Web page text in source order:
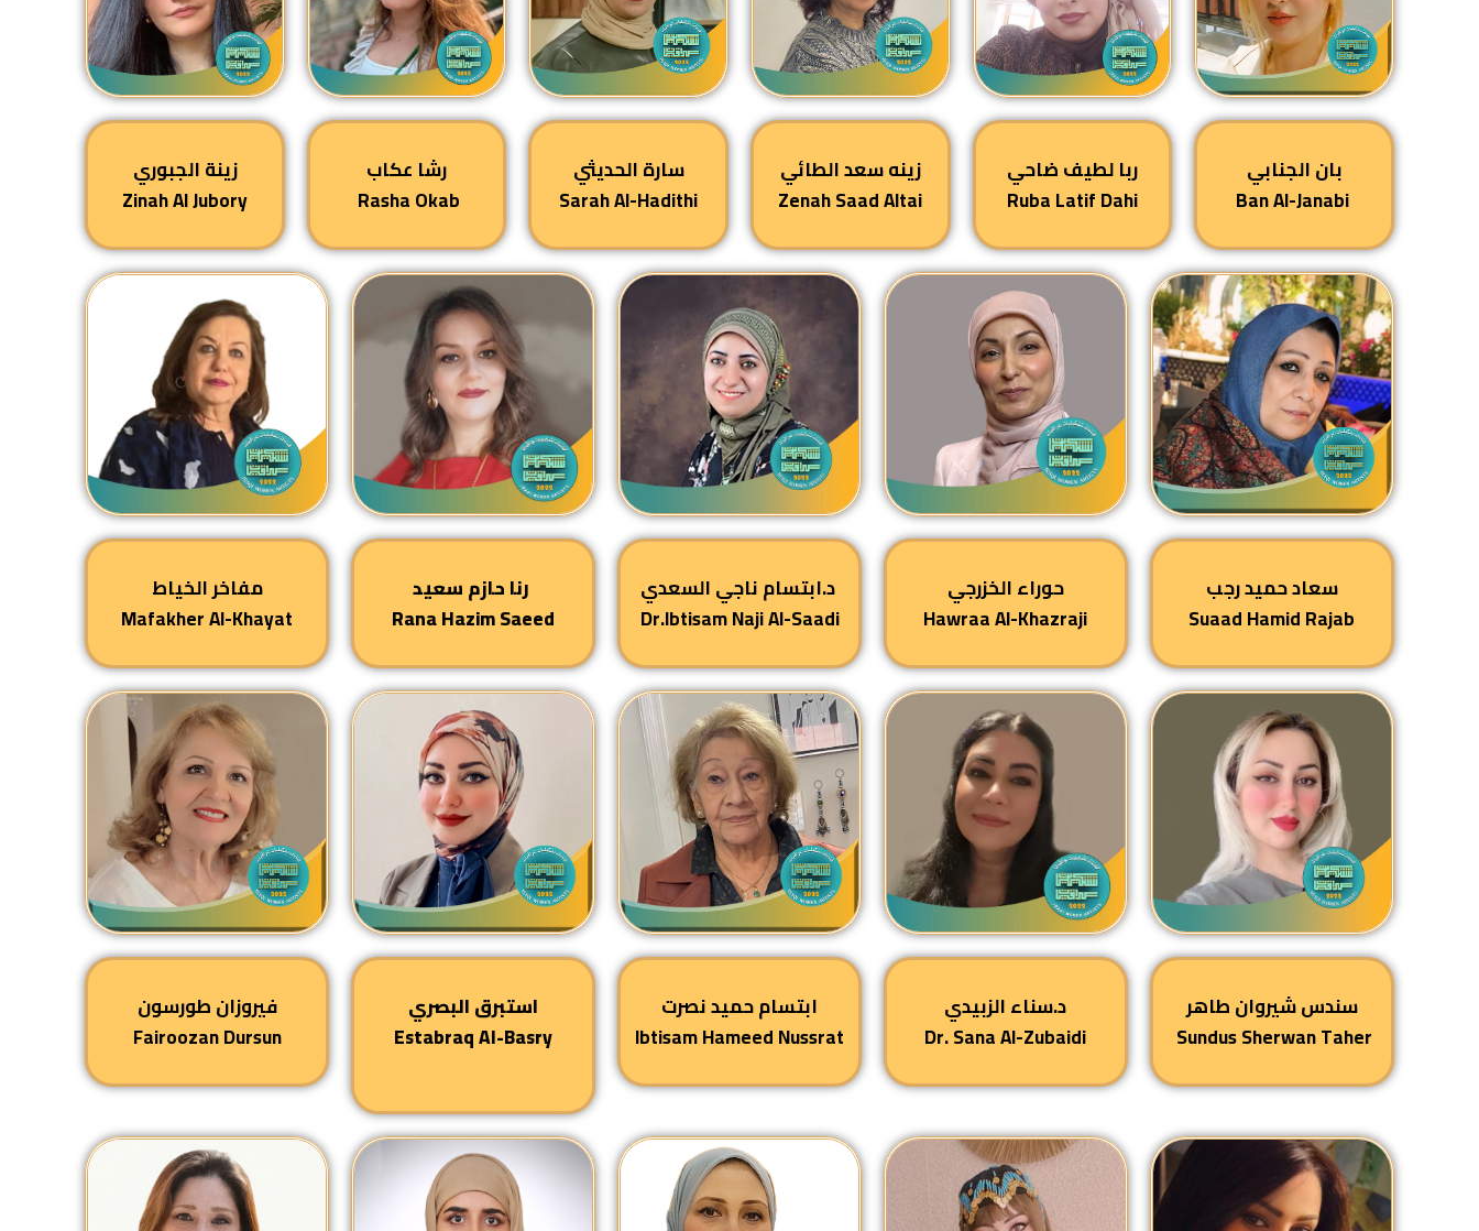
بان الجنابي
Ban Al-Janabi
ربا لطيف ضاحي
Ruba Latif Dahi
زينه سعد الطائي
Zenah Saad Altai
سارة الحديثي
Sarah Al-Hadithi
رشا عكاب
Rasha Okab
زينة الجبوري
Zinah Al Jubory
سعاد حميد رجب
Suaad Hamid Rajab
حوراء الخزرجي
Hawraa Al-Khazraji
د.ابتسام ناجي السعدي
Dr.Ibtisam Naji Al-Saadi
رنا حازم سعيد
Rana Hazim Saeed
مفاخر الخياط
Mafakher Al-Khayat
سندس شيروان طاهر
Sundus Sherwan Taher
د.سناء الزبيدي
Dr. Sana Al-Zubaidi
ابتسام حميد نصرت
Ibtisam Hameed Nussrat
استبرق البصري
Estabraq Al-Basry
فيروزان طورسون
Fairoozan Dursun